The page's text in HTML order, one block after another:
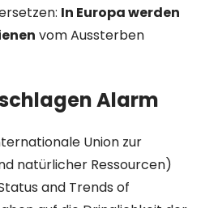
In Europa werden
vom Aussterben
schlagen Alarm
Union zur
natürlicher Ressourcen)
and Trends of